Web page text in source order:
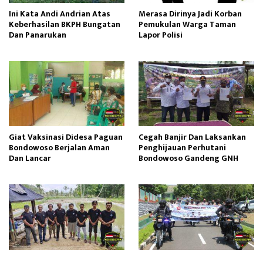
Ini Kata Andi Andrian Atas
Keberhasilan BKPH Bungatan
Dan Panarukan
Merasa Dirinya Jadi Korban
Pemukulan Warga Taman
Lapor Polisi
Giat Vaksinasi Didesa Paguan
Bondowoso Berjalan Aman
Dan Lancar
Cegah Banjir Dan Laksankan
Penghijauan Perhutani
Bondowoso Gandeng GNH